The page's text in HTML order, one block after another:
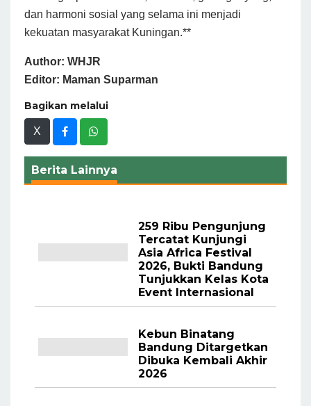
dan harmoni sosial yang selama ini menjadi
kekuatan masyarakat Kuningan.**
Author: WHJR
Editor: Maman Suparman
Bagikan melalui
X
Berita Lainnya
259 Ribu Pengunjung
Tercatat Kunjungi
Asia Africa Festival
2026, Bukti Bandung
Tunjukkan Kelas Kota
Event Internasional
Kebun Binatang
Bandung Ditargetkan
Dibuka Kembali Akhir
2026 ‎